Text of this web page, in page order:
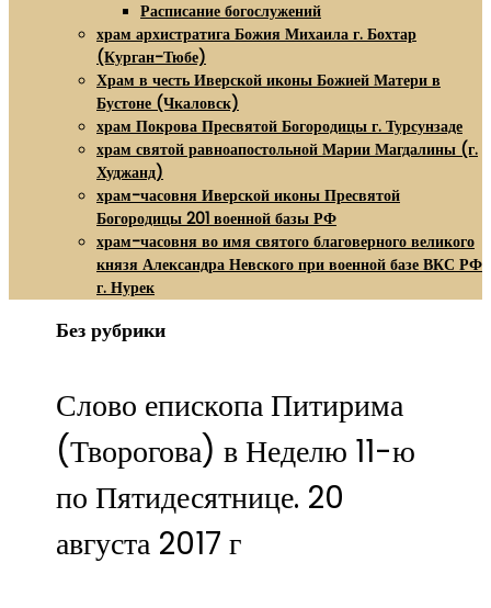
Расписание богослужений
храм архистратига Божия Михаила г. Бохтар
(Курган-Тюбе)
Храм в честь Иверской иконы Божией Матери в
Бустоне (Чкаловск)
храм Покрова Пресвятой Богородицы г. Турсунзаде
храм святой равноапостольной Марии Магдалины (г.
Худжанд)
храм-часовня Иверской иконы Пресвятой
Богородицы 201 военной базы РФ
храм-часовня во имя святого благоверного великого
князя Александра Невского при военной базе ВКС РФ
г. Нурек
Без рубрики
Слово епископа Питирима
(Творогова) в Неделю 11-ю
по Пятидесятнице. 20
августа 2017 г